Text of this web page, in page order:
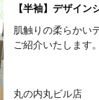
【半袖】デザイン
肌触りの柔らかい
ご紹介いたします。
丸の内丸ビル店